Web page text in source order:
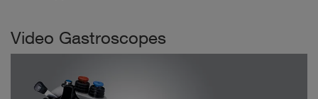
Video Gastroscopes